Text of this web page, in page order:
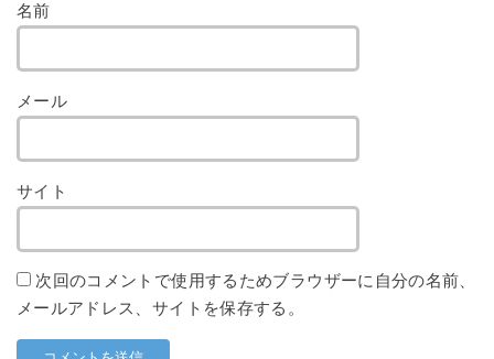
名前
メール
サイト
次回のコメントで使用するためブラウザーに自分の名前、
メールアドレス、サイトを保存する。